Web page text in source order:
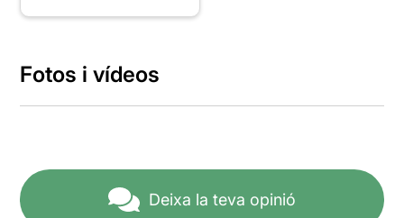
Fotos i vídeos
Deixa la teva opinió